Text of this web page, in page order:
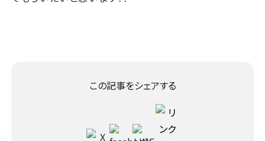
この記事をシェアする